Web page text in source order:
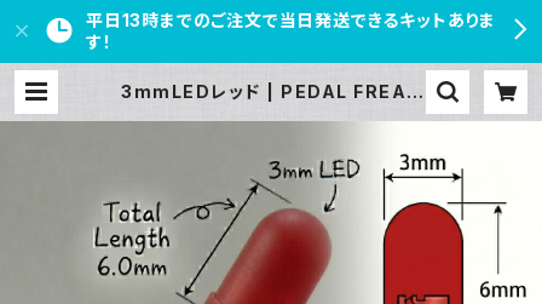
平日13時までのご注文で当日発送できるキットありま
す！
3mmLEDレッド | PEDAL FREAK